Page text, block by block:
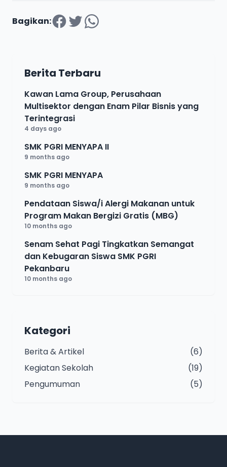
Bagikan:
Berita Terbaru
Kawan Lama Group, Perusahaan
Multisektor dengan Enam Pilar Bisnis yang
Terintegrasi
4 days ago
SMK PGRI MENYAPA II
9 months ago
SMK PGRI MENYAPA
9 months ago
Pendataan Siswa/i Alergi Makanan untuk
Program Makan Bergizi Gratis (MBG)
10 months ago
Senam Sehat Pagi Tingkatkan Semangat
dan Kebugaran Siswa SMK PGRI
Pekanbaru
10 months ago
Kategori
Berita & Artikel
(6)
Kegiatan Sekolah
(19)
Pengumuman
(5)